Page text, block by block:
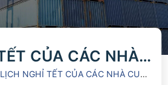
LỊCH NGHỈ TẾT CỦA CÁC NHÀ CUNG CẤP TRUNG QUỐC VÀ KHO CỦA MDCT LOGISTIC
LỊCH NGHỈ TẾT CỦA CÁC NHÀ CUNG CẤP TRUNG QUỐC VÀ KHO CỦA MDCT LOGISTICS TẠI TRUNG QUỐC